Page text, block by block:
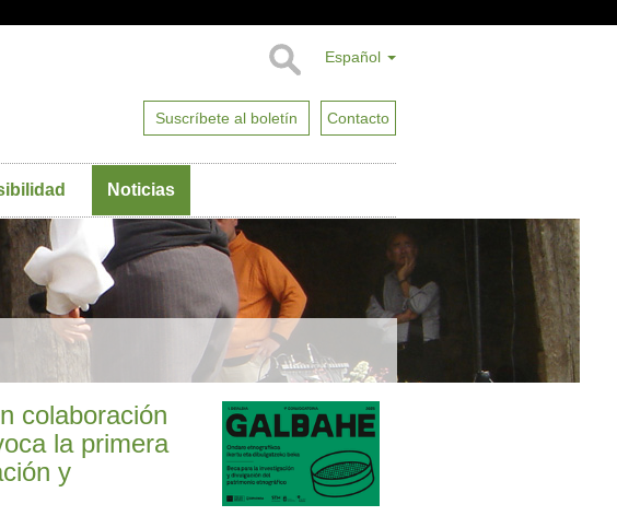
Español
Suscríbete al boletín Contacto
Noticias
colaboración
la primera
y